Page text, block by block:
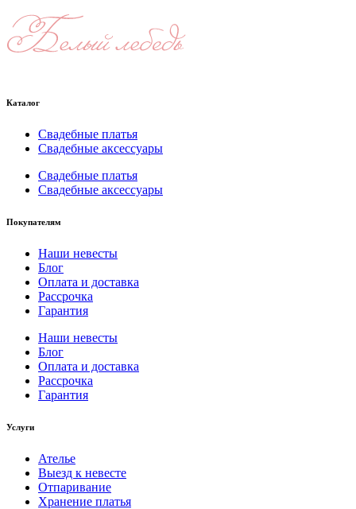
Каталог
Свадебные платья
Свадебные аксессуары
Свадебные платья
Свадебные аксессуары
Покупателям
Наши невесты
Блог
Оплата и доставка
Рассрочка
Гарантия
Наши невесты
Блог
Оплата и доставка
Рассрочка
Гарантия
Услуги
Ателье
Выезд к невесте
Отпаривание
Хранение платья